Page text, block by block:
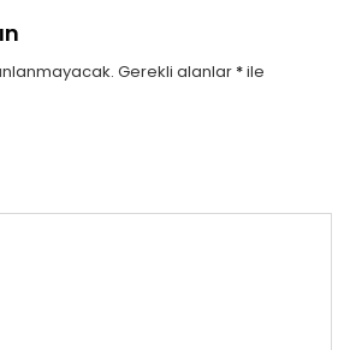
Gerekli alanlar *ile